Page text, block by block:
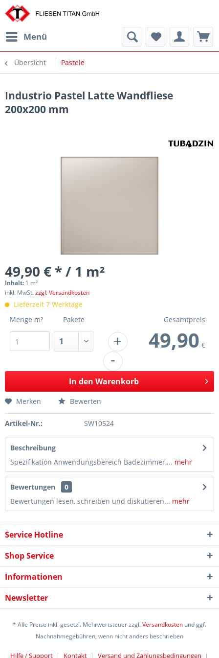
Menü
Übersicht Pastele
Industrio Pastel Latte Wandfliese
200x200 mm
49,90 € * / 1 m²
Inhalt: 1 m²
inkl. MwSt.zzgl. Versandkosten
Lieferzeit 7 Werktage
Menge m²
Pakete
+
-
Gesamtpreis
49,90 €
In den Warenkorb
Merken Bewerten
Artikel-Nr.: SW10524
Beschreibung
Spezifikation Anwendungsbereich Badezimmer,... mehr
Bewertungen
0
Bewertungen lesen, schreiben und diskutieren... mehr
Service Hotline
Shop Service
Informationen
Newsletter
* Alle Preise inkl. gesetzl. Mehrwertsteuer zzgl.Versandkosten und ggf.
Nachnahmegebühren, wenn nicht anders beschrieben
Hilfe / Support Kontakt Versand und Zahlungsbedingungen